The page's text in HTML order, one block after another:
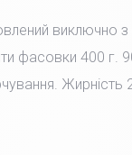
виключно
фасовки 400 г.
Жирність